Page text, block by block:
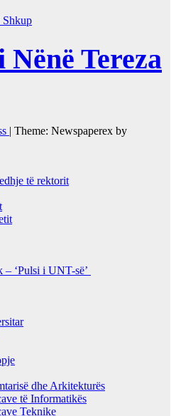
Tereza
| Theme: Newspaperex by
të rektorit
‘Pulsi i UNT-së’
dhe Arkitekturës
të Informatikës
Teknike